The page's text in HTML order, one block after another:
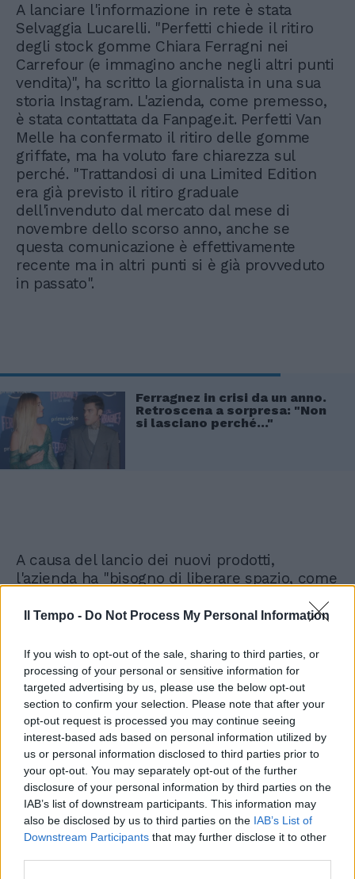
Il Tempo - Do Not Process My Personal Information
If you wish to opt-out of the sale, sharing to third parties, or
processing of your personal or sensitive information for
targeted advertising by us, please use the below opt-out
section to confirm your selection. Please note that after your
opt-out request is processed you may continue seeing
interest-based ads based on personal information utilized by
us or personal information disclosed to third parties prior to
your opt-out. You may separately opt-out of the further
disclosure of your personal information by third parties on the
IAB’s list of downstream participants. This information may
also be disclosed by us to third parties on the IAB’s List of
Downstream Participants that may further disclose it to other
A lanciare l'informazione in rete è stata
Selvaggia Lucarelli. "Perfetti chiede il ritiro
degli stock gomme Chiara Ferragni nei
Carrefour (e immagino anche negli altri punti
vendita)", ha scritto la giornalista in una sua
storia Instagram. L'azienda, come premesso,
è stata contattata da Fanpage.it. Perfetti Van
Melle ha confermato il ritiro delle gomme
griffate, ma ha voluto fare chiarezza sul
perché. "Trattandosi di una Limited Edition
era già previsto il ritiro graduale
dell'invenduto dal mercato dal mese di
novembre dello scorso anno, anche se
questa comunicazione è effettivamente
recente ma in altri punti si è già provveduto
in passato".
Ferragnez in crisi da un anno.
Retroscena a sorpresa: "Non
si lasciano perché..."
A causa del lancio dei nuovi prodotti,
l'azienda ha "bisogno di liberare spazio, come
l'influencer è stata quella legata all'azienda
accordo di beneficenza". Ad affermarlo a
chiare lettere è stata la società Mondelez
Italia, titolare del marchio Oreo, che ha
risposto al Codacons in merito alla richiesta
di chiarimenti circa l’iniziativa di solidarietà
avviata nel 2020 da Ferragni. La richiesta si
riferiva alla pubblicizzazione, da parte
dell’influencer attraverso Instagram, di una
capsule collection (cioè una collezione
formata da pochi capi coordinati) realizzata in
collaborazione con l’azienda Oreo,